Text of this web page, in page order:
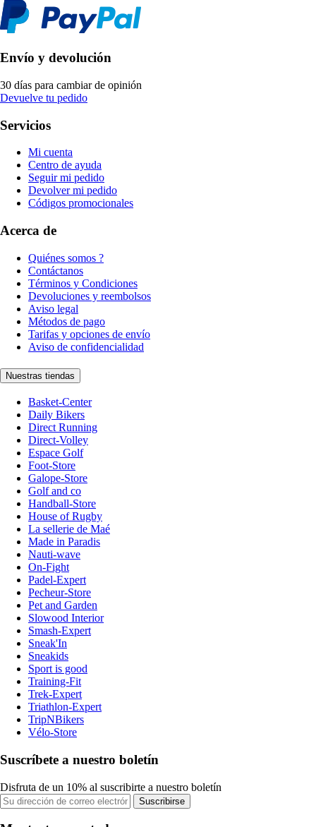
Envío y devolución
30 días para cambiar de opinión
Devuelve tu pedido
Servicios
Mi cuenta
Centro de ayuda
Seguir mi pedido
Devolver mi pedido
Códigos promocionales
Acerca de
Quiénes somos ?
Contáctanos
Términos y Condiciones
Devoluciones y reembolsos
Aviso legal
Métodos de pago
Tarifas y opciones de envío
Aviso de confidencialidad
Nuestras tiendas
Basket-Center
Daily Bikers
Direct Running
Direct-Volley
Espace Golf
Foot-Store
Galope-Store
Golf and co
Handball-Store
House of Rugby
La sellerie de Maé
Made in Paradis
Nauti-wave
On-Fight
Padel-Expert
Pecheur-Store
Pet and Garden
Slowood Interior
Smash-Expert
Sneak'In
Sneakids
Sport is good
Training-Fit
Trek-Expert
Triathlon-Expert
TripNBikers
Vélo-Store
Suscríbete a nuestro boletín
Disfruta de un 10% al suscribirte a nuestro boletín
Suscribirse